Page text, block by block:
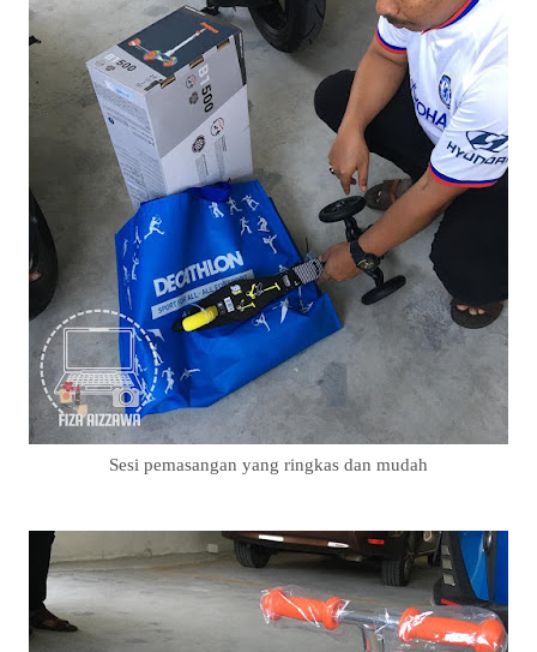
Sesi pemasangan yang ringkas dan mudah